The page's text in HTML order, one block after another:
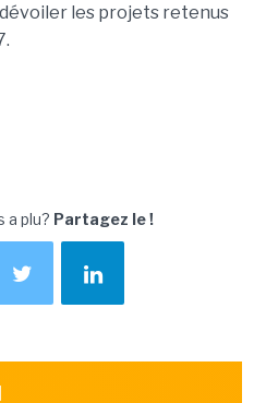
les projets retenus
a plu? Partagez le !